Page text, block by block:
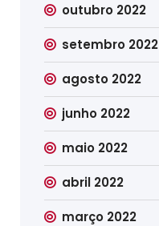
outubro 2022
setembro 2022
agosto 2022
junho 2022
maio 2022
abril 2022
março 2022